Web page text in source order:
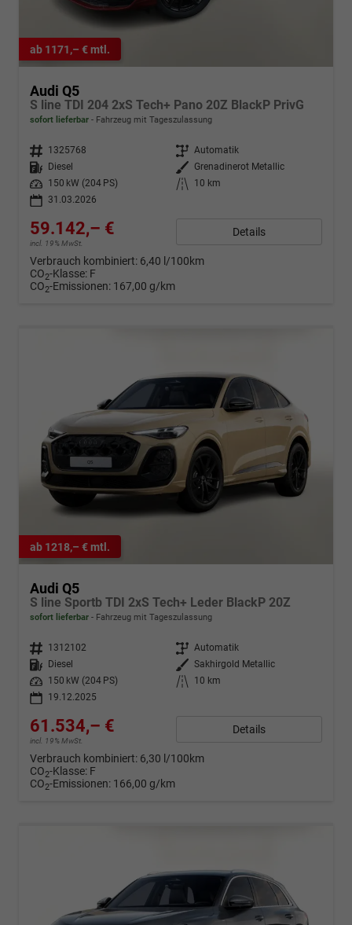
ab 1171,– € mtl.
Audi Q5
S line TDI 204 2xS Tech+ Pano 20Z BlackP PrivG
sofort lieferbar Fahrzeug mit Tageszulassung
Fahrzeugnr. 1325768 Getriebe Automatik
Kraftstoff
Diesel Außenfarbe
Grenadinerot Metallic
Leistung
150 kW (204 PS) Kilometerstand
10 km
31.03.2026
59.142,– €
incl. 19% MwSt.
Details
Verbrauch kombiniert: 6,40 l/100km
CO2-Klasse: F
CO2-Emissionen: 167,00 g/km
ab 1218,– € mtl.
Audi Q5
S line Sportb TDI 2xS Tech+ Leder BlackP 20Z
sofort lieferbar Fahrzeug mit Tageszulassung
Fahrzeugnr. 1312102 Getriebe Automatik
Kraftstoff
Diesel Außenfarbe Sakhirgold Metallic
Leistung
150 kW (204 PS) Kilometerstand
10 km
19.12.2025
61.534,– €
incl. 19% MwSt.
Details
Verbrauch kombiniert: 6,30 l/100km
CO2-Klasse: F
CO2-Emissionen: 166,00 g/km